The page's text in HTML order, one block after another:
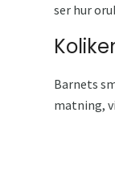
ser hur
Barnets
matning,